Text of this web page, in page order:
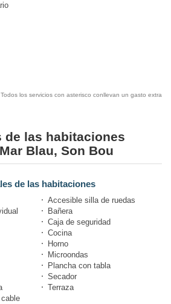
los servicios con asterisco conllevan un gasto extra
de las habitaciones
Blau, Son Bou
de las habitaciones
Accesible silla de ruedas
Bañera
Caja de seguridad
Cocina
Horno
Microondas
Plancha con tabla
Secador
Terraza